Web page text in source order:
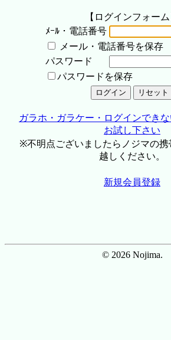
【ログインフォーム
ﾒｰﾙ・電話番号
メール・電話番号を保存
パスワード
パスワードを保存
ガラホ・ガラケー・ログインでき
お試し下さい
※不明点ございましたらノジマの携
越しください。
新規会員登録
© 2026 Nojima.